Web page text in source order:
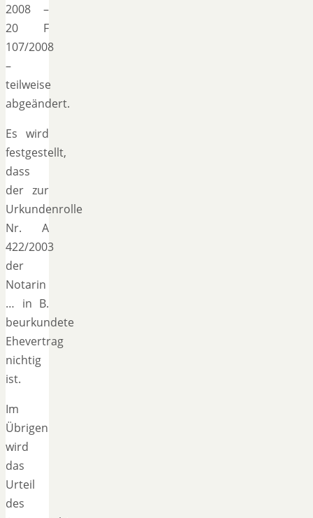
2008 –
20 F
107/2008
–
teilweise
abgeändert.
Es wird
festgestellt,
dass
der zur
Urkundenrolle
Nr. A
422/2003
der
Notarin
… in B.
beurkundete
Ehevertrag
nichtig
ist.
Im
Übrigen
wird
das
Urteil
des